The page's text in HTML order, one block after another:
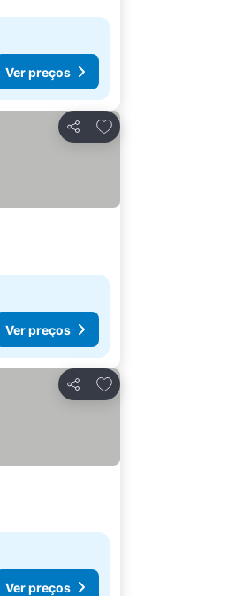
Ver preços
Partilhar
Adicionar aos favoritos
Ver preços
Partilhar
Adicionar aos favoritos
Ver preços